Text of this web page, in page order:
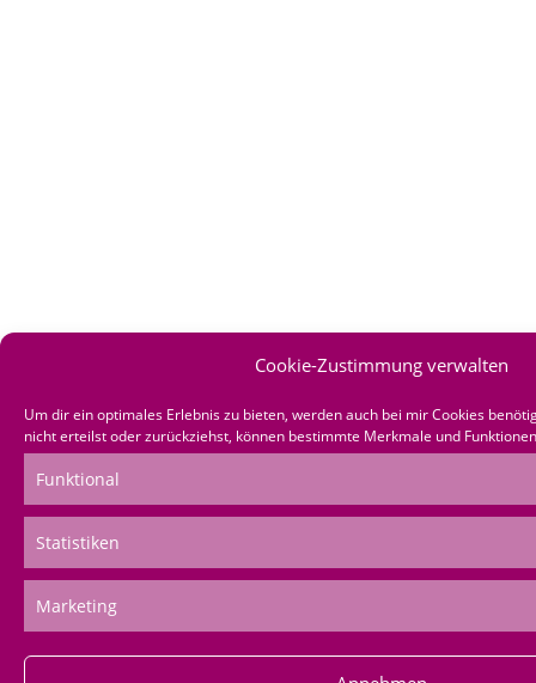
Cookie-Zustimmung verwalten
Um dir ein optimales Erlebnis zu bieten, werden auch bei mir Cookies
nicht erteilst oder zurückziehst, können bestimmte Merkmale und
Funktional
Statistiken
Marketing